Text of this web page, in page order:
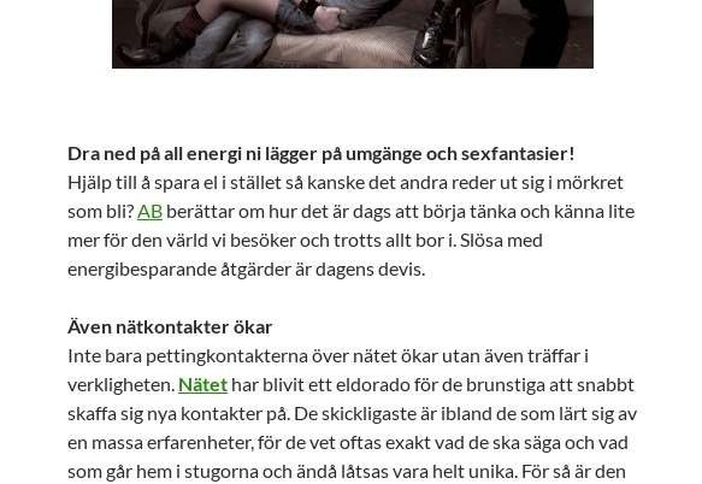
Dra ned på all energi ni lägger på umgänge och sexfantasier!
Hjälp till å spara el i stället så kanske det andra reder ut sig i mörkret
som bli?AB berättar om hur det är dags att börja tänka och känna lite
mer för den värld vi besöker och trotts allt bor i. Slösa med
energibesparande åtgärder är dagens devis.
Även nätkontakter ökar
Inte bara pettingkontakterna över nätet ökar utan även träffar i
verkligheten. Nätet har blivit ett eldorado för de brunstiga att snabbt
skaffa sig nya kontakter på. De skickligaste är ibland de som lärt sig av
en massa erfarenheter, för de vet oftas exakt vad de ska säga och vad
som går hem i stugorna och ändå låtsas vara helt unika. För så är den